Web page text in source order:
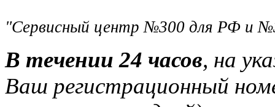
"Сервисный центр №300 для РФ и
В течении 24 часов, на
Ваш регистрационный